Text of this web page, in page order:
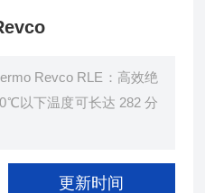
Revco RLE：高效绝
以下温度可长达 282 分
更新时间